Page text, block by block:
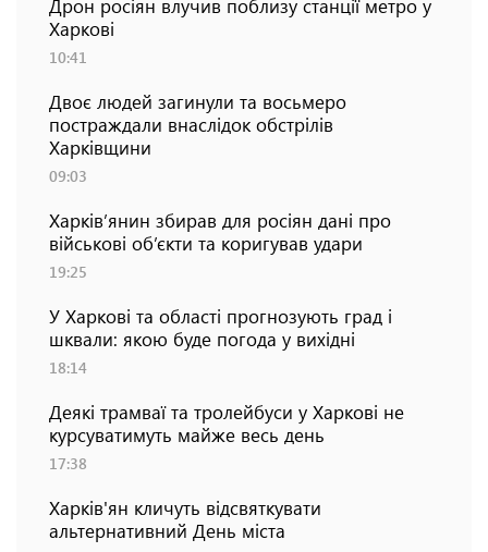
Дрон росіян влучив поблизу станції метро у
Харкові
10:41
Двоє людей загинули та восьмеро
постраждали внаслідок обстрілів
Харківщини
09:03
Харків’янин збирав для росіян дані про
військові об’єкти та коригував удари
19:25
У Харкові та області прогнозують град і
шквали: якою буде погода у вихідні
18:14
Деякі трамваї та тролейбуси у Харкові не
курсуватимуть майже весь день
17:38
Харків'ян кличуть відсвяткувати
альтернативний День міста